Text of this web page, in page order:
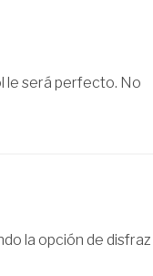
le será perfecto. No
la opción de disfraz